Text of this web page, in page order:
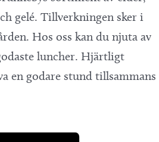
gelé. Tillverkningen sker i
Hos oss kan du njuta av
luncher. Hjärtligt
en godare stund tillsammans